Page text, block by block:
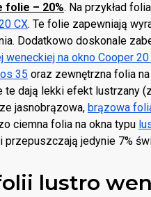
folie – 20%. Na przykład
CX. Te folie zapewniają
Dodatkowo doskonale
na okno Cooper 20
35 oraz zewnętrzna folia
te dają lekki efekt lustrzany
jasnobrązowa, brązowa
ciemna folia na okna typu
przepuszczają jedynie 7%
lustro